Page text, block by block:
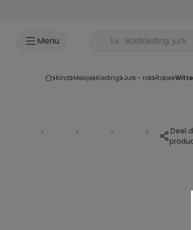
Menu Rechercher un produit
kind meisje kleding jurk - rok robe
Deel